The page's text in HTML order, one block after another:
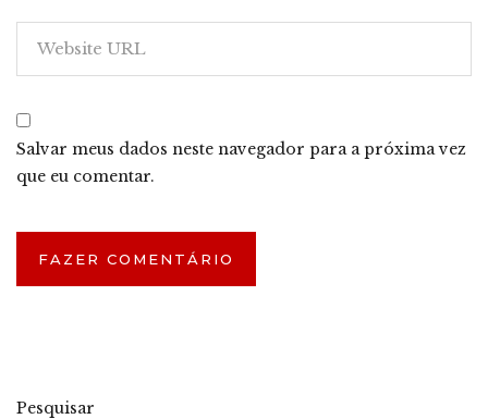
Salvar meus dados neste navegador para a próxima vez
que eu comentar.
Pesquisar